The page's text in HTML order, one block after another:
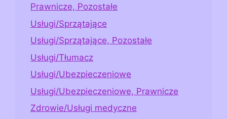
Prawnicze, Pozostałe
Usługi/Sprzątające
Usługi/Sprzątające, Pozostałe
Usługi/Tłumacz
Usługi/Ubezpieczeniowe
Usługi/Ubezpieczeniowe, Prawnicze
Zdrowie/Usługi medyczne